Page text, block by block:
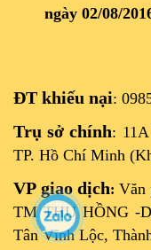
ngày 02/08/
ĐT khiếu nại:
Trụ sở chính:
TP. Hồ Chí Minh
VP giao dịch: Văn
TM THU HỒNG -
Tân Vĩnh Lộc,